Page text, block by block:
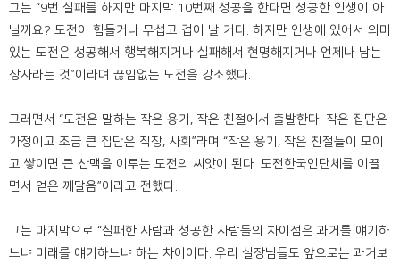
그는 “9번 실패를 하지만 마지막 10번째 성공을 한다면 성공한 인생이 아
닐까요? 도전이 힘들거나 무섭고 겁이 날 거다. 하지만 인생에 있어서 의미
있는 도전은 성공해서 행복해지거나 실패해서 현명해지거나 언제나 남는
장사라는 것”이라며 끊임없는 도전을 강조했다.
그러면서 “도전은 말하는 작은 용기, 작은 친절에서 출발한다. 작은 집단은
가정이고 조금 큰 집단은 직장, 사회”라며 “작은 용기, 작은 친절들이 모이
고 쌓이면 큰 산맥을 이루는 도전의 씨앗이 된다. 도전한국인단체를 이끌
면서 얻은 깨달음”이라고 전했다.
그는 마지막으로 “실패한 사람과 성공한 사람들의 차이점은 과거를 얘기하
느냐 미래를 얘기하느냐 하는 차이이다. 우리 실장님들도 앞으로는 과거보